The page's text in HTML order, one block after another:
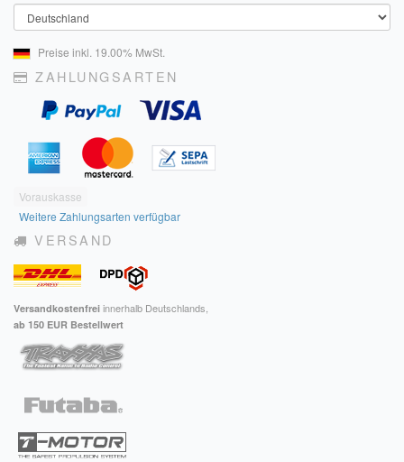
Land
Preise inkl. 19.00% MwSt.
ZAHLUNGSARTEN
Vorauskasse
Weitere Zahlungsarten verfügbar
VERSAND
Versandkostenfrei innerhalb Deutschlands,
ab 150 EUR Bestellwert